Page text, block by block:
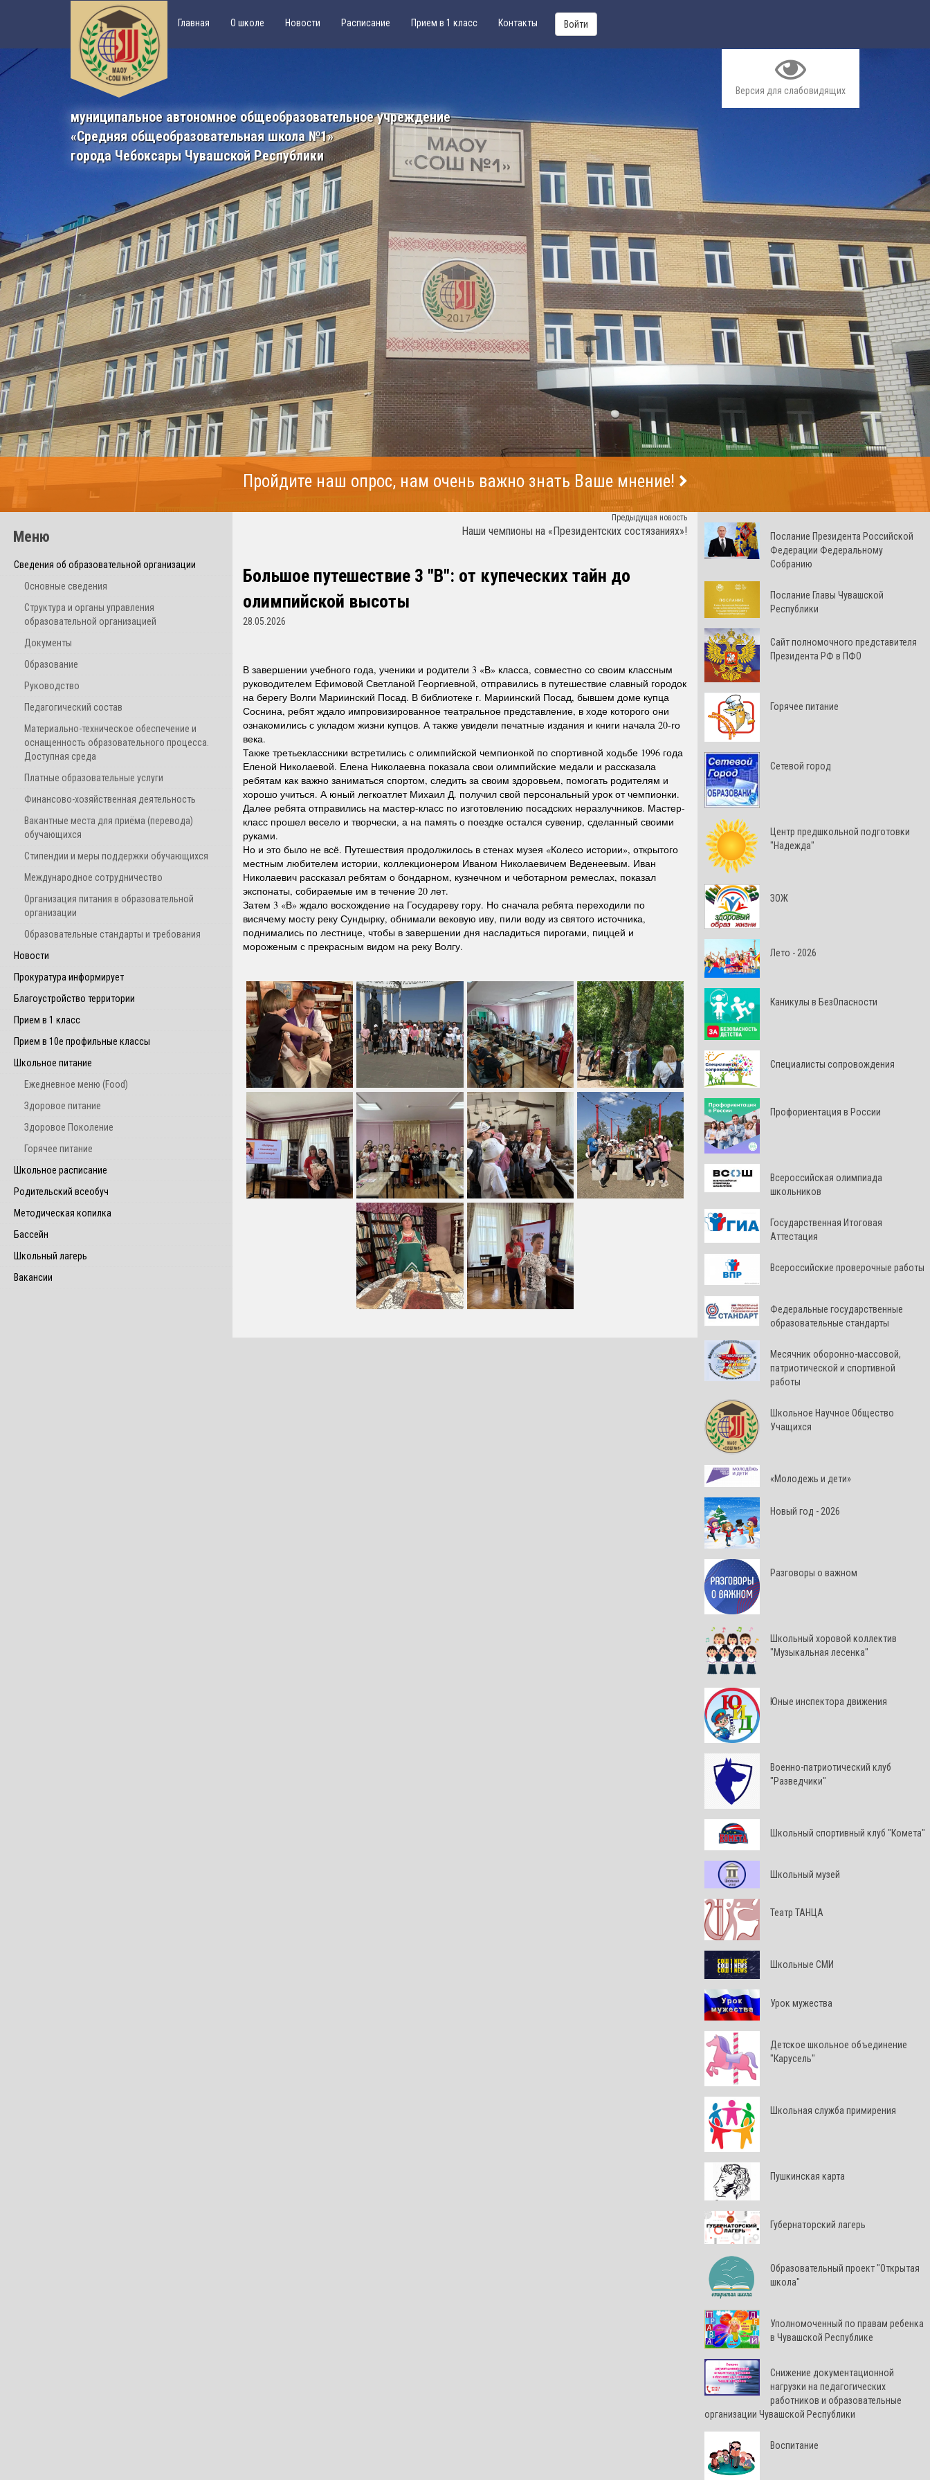
Главная О школе Новости Расписание Прием в 1 класс Контакты Войти
Версия для слабовидящих
муниципальное автономное общеобразовательное учреждение
«Средняя общеобразовательная школа №1»
города Чебоксары Чувашской Республики
Пройдите наш опрос, нам очень важно знать Ваше мнение!
Меню
Сведения об образовательной организации
Основные сведения
Структура и органы управления
образовательной организацией
Документы
Образование
Руководство
Педагогический состав
Материально-техническое обеспечение и
оснащенность образовательного процесса.
Доступная среда
Платные образовательные услуги
Финансово-хозяйственная деятельность
Вакантные места для приёма (перевода)
обучающихся
Стипендии и меры поддержки обучающихся
Международное сотрудничество
Организация питания в образовательной
организации
Образовательные стандарты и требования
Новости
Прокуратура информирует
Благоустройство территории
Прием в 1 класс
Прием в 10е профильные классы
Школьное питание
Ежедневное меню (Food)
Здоровое питание
Здоровое Поколение
Горячее питание
Школьное расписание
Родительский всеобуч
Методическая копилка
Бассейн
Школьный лагерь
Вакансии
Предыдущая новость
Наши чемпионы на «Президентских состязаниях»!
Большое путешествие 3 "В": от купеческих тайн до
олимпийской высоты
28.05.2026
В завершении учебного года, ученики и родители 3 «В» класса, совместно со своим классным
руководителем Ефимовой Светланой Георгиевной, отправились в путешествие славный городок
на берегу Волги Мариинский Посад. В библиотеке г. Мариинский Посад, бывшем доме купца
Соснина, ребят ждало импровизированное театральное представление, в ходе которого они
ознакомились с укладом жизни купцов. А также увидели печатные издания и книги начала 20-го
века.
Также третьеклассники встретились с олимпийской чемпионкой по спортивной ходьбе 1996 года
Еленой Николаевой. Елена Николаевна показала свои олимпийские медали и рассказала
ребятам как важно заниматься спортом, следить за своим здоровьем, помогать родителям и
хорошо учиться. А юный легкоатлет Михаил Д. получил свой персональный урок от чемпионки.
Далее ребята отправились на мастер-класс по изготовлению посадских неразлучников. Мастер-
класс прошел весело и творчески, а на память о поездке остался сувенир, сделанный своими
руками.
Но и это было не всё. Путешествия продолжилось в стенах музея «Колесо истории», открытого
местным любителем истории, коллекционером Иваном Николаевичем Веденеевым. Иван
Николаевич рассказал ребятам о бондарном, кузнечном и чеботарном ремеслах, показал
экспонаты, собираемые им в течение 20 лет.
Затем 3 «В» ждало восхождение на Государеву гору. Но сначала ребята переходили по
висячему мосту реку Сундырку, обнимали вековую иву, пили воду из святого источника,
поднимались по лестнице, чтобы в завершении дня насладиться пирогами, пиццей и
мороженым с прекрасным видом на реку Волгу.
Послание Президента Российской
Федерации Федеральному
Собранию
Послание Главы Чувашской
Республики
Cайт полномочного представителя
Президента РФ в ПФО
Горячее питание
Сетевой город
Центр предшкольной подготовки
"Надежда"
ЗОЖ
Лето - 2026
Каникулы в БезОпасности
Специалисты сопровождения
Профориентация в России
Всероссийская олимпиада
школьников
Государственная Итоговая
Аттестация
Всероссийские проверочные работы
Федеральные государственные
образовательные стандарты
Месячник оборонно-массовой,
патриотической и спортивной
работы
Школьное Научное Общество
Учащихся
«Молодежь и дети»
Новый год - 2026
Разговоры о важном
Школьный хоровой коллектив
"Музыкальная лесенка"
Юные инспектора движения
Военно-патриотический клуб
"Разведчики"
Школьный спортивный клуб "Комета"
Школьный музей
Театр ТАНЦА
Школьные СМИ
Урок мужества
Детское школьное объединение
"Карусель"
Школьная служба примирения
Пушкинская карта
Губернаторский лагерь
Образовательный проект "Открытая
школа"
Уполномоченный по правам ребенка
в Чувашской Республике
Снижение документационной
нагрузки на педагогических
работников и образовательные
организации Чувашской Республики
Воспитание